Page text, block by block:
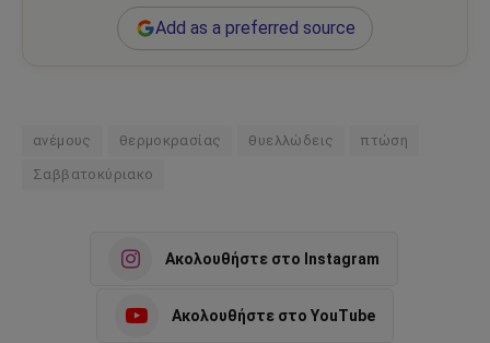
Add as a preferred source
ανέμους θερμοκρασίας θυελλώδεις πτώση
Σαββατοκύριακο
Ακολουθήστε στο Instagram
Ακολουθήστε στο YouTube